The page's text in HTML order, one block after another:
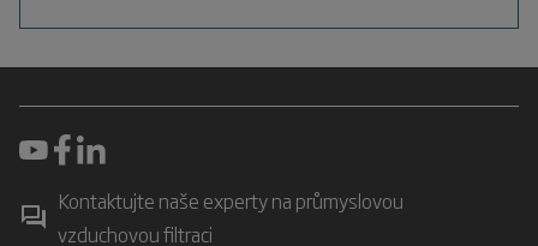
Kontaktujte naše experty na průmyslovou
vzduchovou filtraci